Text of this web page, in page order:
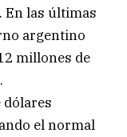
En las últimas
argentino
millones de
el normal